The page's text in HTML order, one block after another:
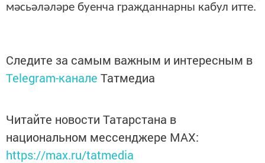
мәсьәләләре буенча гражданнарны кабул итте.
Следите за самым важным и интересным в
Telegram-канале Татмедиа
Читайте новости Татарстана в
национальном мессенджере MАХ:
https://max.ru/tatmedia